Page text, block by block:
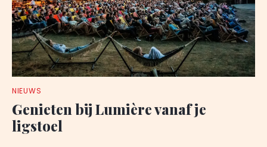
NIEUWS
Genieten bij Lumière vanaf je
ligstoel